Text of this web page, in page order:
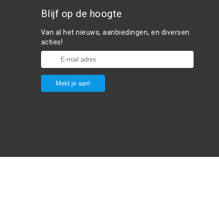
Blijf op de hoogte
Van al het nieuws, aanbiedingen, en diversen
acties!